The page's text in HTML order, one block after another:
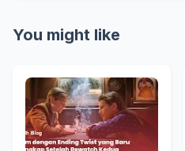
You might like